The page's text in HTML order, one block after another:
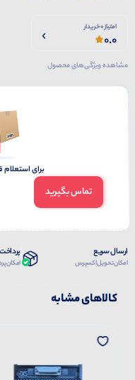
امتیاز 0 خریدار
0.0
مشاهده ویژگی‌های محصول
برای
تماس بگیرید
ارسال سریع
امکان تحویل اکسپرس
پرداخت
امکان
کالاهای مشابه